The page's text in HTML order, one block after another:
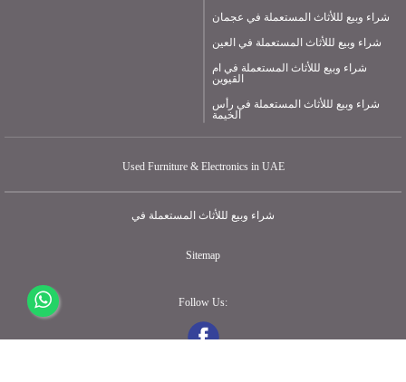
شراء وبيع لللأثاث المستعملة في عجمان
شراء وبيع لللأثاث المستعملة في العين
شراء وبيع لللأثاث المستعملة في ام
القيوين
شراء وبيع لللأثاث المستعملة في رأس
الخيمة
Used Furniture & Electronics in UAE
شراء وبيع لللأثاث المستعملة في
Sitemap
Follow Us: